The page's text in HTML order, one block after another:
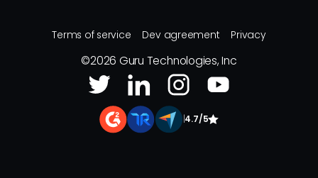
Terms of service Dev agreement Privacy
©2026 Guru Technologies, Inc
4.7/5